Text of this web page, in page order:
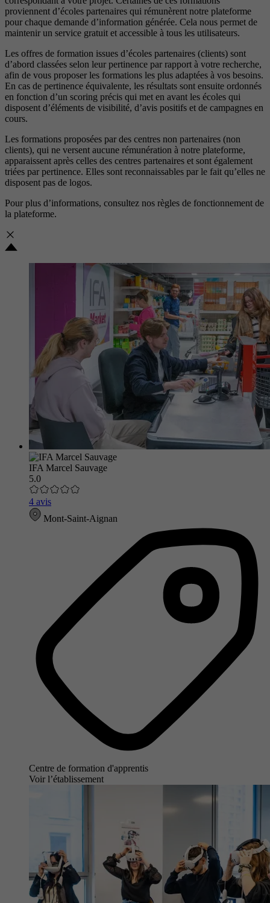
proviennent d’écoles partenaires qui rémunèrent notre plateforme
pour chaque demande d’information générée. Cela nous permet de
maintenir un service gratuit et accessible à tous les utilisateurs.
Les offres de formation issues d’écoles partenaires (clients) sont
d’abord classées selon leur pertinence par rapport à votre recherche,
afin de vous proposer les formations les plus adaptées à vos besoins.
En cas de pertinence équivalente, les résultats sont ensuite ordonnés
en fonction d’un scoring précis qui met en avant les écoles qui
disposent d’éléments de visibilité, d’avis positifs et de campagnes en
cours.
Les formations proposées par des centres non partenaires (non
clients), qui ne versent aucune rémunération à notre plateforme,
apparaissent après celles des centres partenaires et sont également
triées par pertinence. Elles sont reconnaissables par le fait qu’elles ne
disposent pas de logos.
Pour plus d’informations, consultez nos règles de fonctionnement de
la plateforme.
IFA Marcel Sauvage
5.0
4 avis
Mont-Saint-Aignan
Centre de formation d'apprentis
Voir l’établissement